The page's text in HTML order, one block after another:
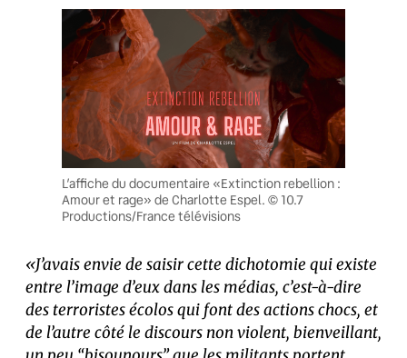
L’affiche du documentaire «Extinction rebellion :
Amour et rage» de Charlotte Espel. © 10.7
Productions/France télévisions
«J’avais envie de saisir cette dichotomie qui existe
entre l’image d’eux dans les médias, c’est-à-dire
des terroristes écolos qui font des actions chocs, et
de l’autre côté le discours non violent, bienveillant,